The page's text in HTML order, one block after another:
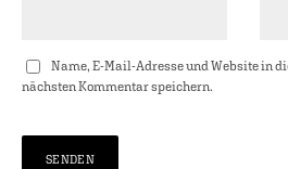
Name, E-Mail-Adresse und Website in
nächsten Kommentar speichern.